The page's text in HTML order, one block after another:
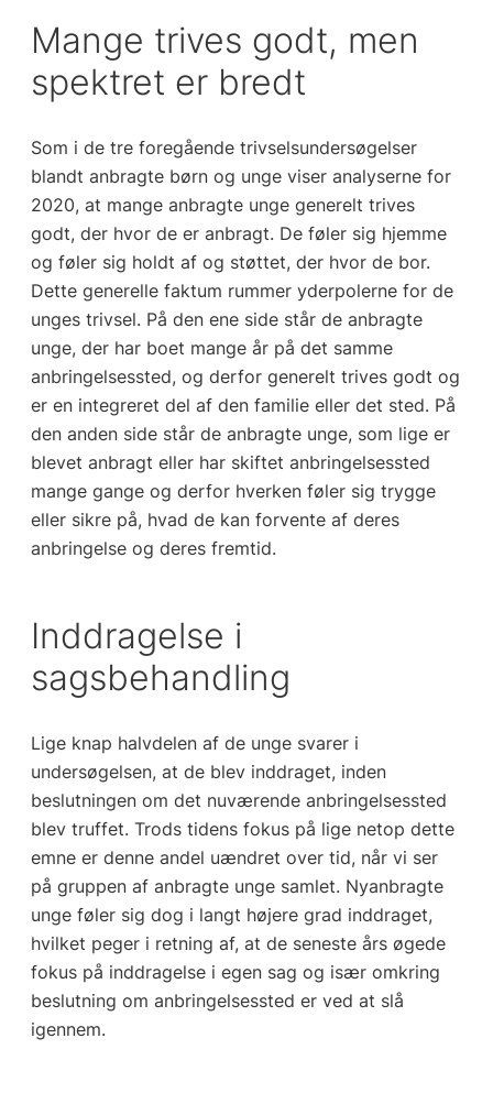
Mange trives godt, men
spektret er bredt
Som i de tre foregående trivselsundersøgelser
blandt anbragte børn og unge viser analyserne for
2020, at mange anbragte unge generelt trives
godt, der hvor de er anbragt. De føler sig hjemme
og føler sig holdt af og støttet, der hvor de bor.
Dette generelle faktum rummer yderpolerne for de
unges trivsel. På den ene side står de anbragte
unge, der har boet mange år på det samme
anbringelsessted, og derfor generelt trives godt og
er en integreret del af den familie eller det sted. På
den anden side står de anbragte unge, som lige er
blevet anbragt eller har skiftet anbringelsessted
mange gange og derfor hverken føler sig trygge
eller sikre på, hvad de kan forvente af deres
anbringelse og deres fremtid.
Inddragelse i
sagsbehandling
Lige knap halvdelen af de unge svarer i
undersøgelsen, at de blev inddraget, inden
beslutningen om det nuværende anbringelsessted
blev truffet. Trods tidens fokus på lige netop dette
emne er denne andel uændret over tid, når vi ser
på gruppen af anbragte unge samlet. Nyanbragte
unge føler sig dog i langt højere grad inddraget,
hvilket peger i retning af, at de seneste års øgede
fokus på inddragelse i egen sag og især omkring
beslutning om anbringelsessted er ved at slå
igennem.